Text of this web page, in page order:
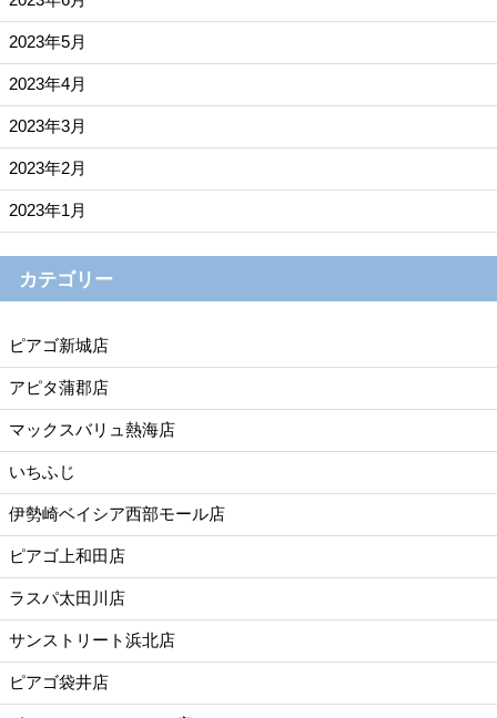
2023年5月
2023年4月
2023年3月
2023年2月
2023年1月
カテゴリー
ピアゴ新城店
アピタ蒲郡店
マックスバリュ熱海店
いちふじ
伊勢崎ベイシア西部モール店
ピアゴ上和田店
ラスパ太田川店
サンストリート浜北店
ピアゴ袋井店